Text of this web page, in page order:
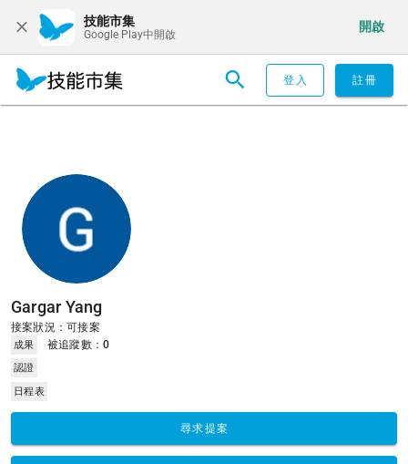
技能市集
Google Play中開啟
開啟
登入 註冊
Gargar Yang
接案狀況：可接案
成果 被追蹤數：0
認證
日程表
尋求提案